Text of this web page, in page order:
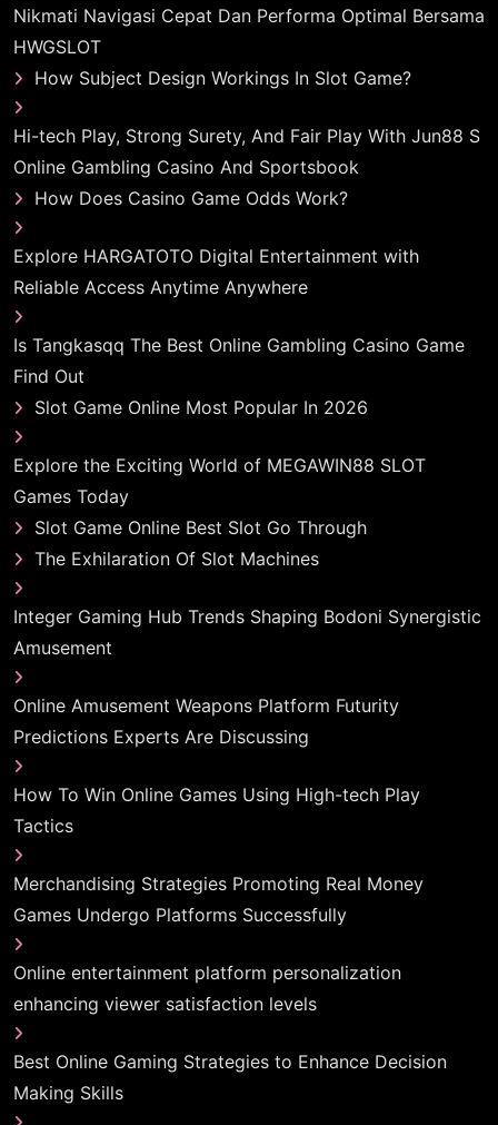
Nikmati Navigasi Cepat Dan Performa Optimal Bersama
HWGSLOT
How Subject Design Workings In Slot Game?
Hi-tech Play, Strong Surety, And Fair Play With Jun88 S
Online Gambling Casino And Sportsbook
How Does Casino Game Odds Work?
Explore HARGATOTO Digital Entertainment with
Reliable Access Anytime Anywhere
Is Tangkasqq The Best Online Gambling Casino Game
Find Out
Slot Game Online Most Popular In 2026
Explore the Exciting World of MEGAWIN88 SLOT
Games Today
Slot Game Online Best Slot Go Through
The Exhilaration Of Slot Machines
Integer Gaming Hub Trends Shaping Bodoni Synergistic
Amusement
Online Amusement Weapons Platform Futurity
Predictions Experts Are Discussing
How To Win Online Games Using High-tech Play
Tactics
Merchandising Strategies Promoting Real Money
Games Undergo Platforms Successfully
Online entertainment platform personalization
enhancing viewer satisfaction levels
Best Online Gaming Strategies to Enhance Decision
Making Skills